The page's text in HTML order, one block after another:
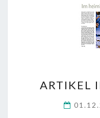
ARTIKEL